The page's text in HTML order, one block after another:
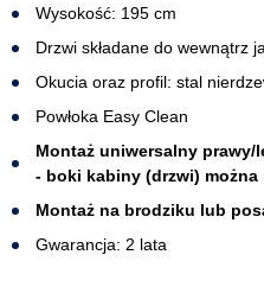
Wysokość: 195 cm
Drzwi składane do wewnątrz
Okucia oraz profil: stal
Powłoka Easy Clean
Montaż uniwersalny
- boki kabiny (drzwi)
Montaż na brodziku lub
Gwarancja: 2 lata